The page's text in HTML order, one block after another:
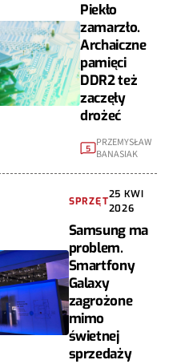
Piekło
zamarzło.
Archaiczne
pamięci
DDR2 też
zaczęły
drożeć
5 PRZEMYSŁAW
BANASIAK
SPRZĘT
25 KWI
2026
Samsung ma
problem.
Smartfony
Galaxy
zagrożone
mimo
świetnej
sprzedaży